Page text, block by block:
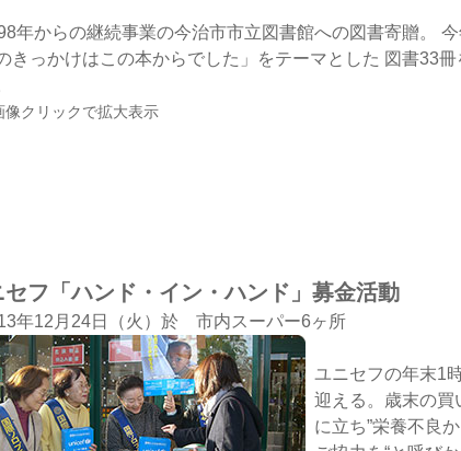
年からの継続事業の今治市市立図書館への図書寄贈。
きっかけはこの本からでした」をテーマとした 図書33冊
クリックで拡大表示
セフ「ハンド・イン・ハンド」募金活動
年12月24日（火）於 市内スーパー6ヶ所
ユニセフの年末1
迎える。歳末の買
に立ち”栄養不良